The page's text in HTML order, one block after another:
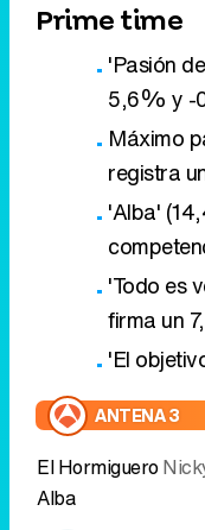
Prime time
'Pasión
5,6% y -
Máximo
registra
'Alba'
'Todo es
firma un
'El
ANTENA 3
El Hormiguero
Alba